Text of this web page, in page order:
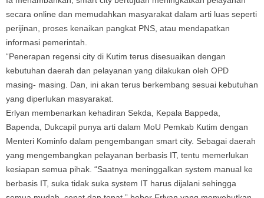
secara online dan memudahkan masyarakat dalam arti luas seperti
perijinan, proses kenaikan pangkat PNS, atau mendapatkan
informasi pemerintah.
“Penerapan regensi city di Kutim terus disesuaikan dengan
kebutuhan daerah dan pelayanan yang dilakukan oleh OPD
masing- masing. Dan, ini akan terus berkembang sesuai kebutuhan
yang diperlukan masyarakat.
Erlyan membenarkan kehadiran Sekda, Kepala Bappeda,
Bapenda, Dukcapil punya arti dalam MoU Pemkab Kutim dengan
Menteri Kominfo dalam pengembangan smart city. Sebagai daerah
yang mengembangkan pelayanan berbasis IT, tentu memerlukan
kesiapan semua pihak. “Saatnya meninggalkan system manual ke
berbasis IT, suka tidak suka system IT harus dijalani sehingga